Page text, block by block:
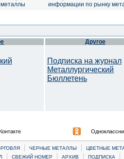
информации по рынку
Другое
Подписка на журнал
Металлургический
Бюллетень
| ЧЕРНЫЕ МЕТАЛЛЫ |
ЦВЕТНЫЕ
| СВЕЖИЙ НОМЕР | АРХИВ | ПОДПИСКА |